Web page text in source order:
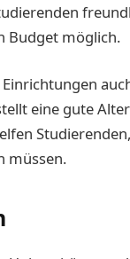
Budget möglich.
eine gute
müssen.